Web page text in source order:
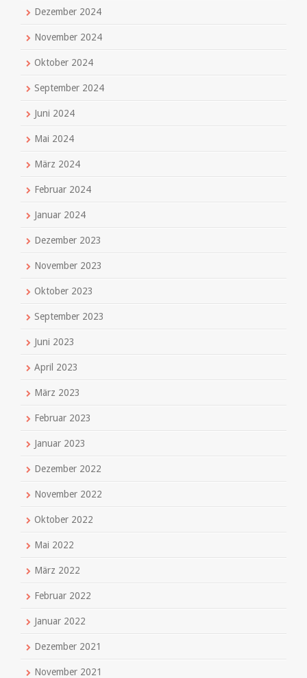
Dezember 2024
November 2024
Oktober 2024
September 2024
Juni 2024
Mai 2024
März 2024
Februar 2024
Januar 2024
Dezember 2023
November 2023
Oktober 2023
September 2023
Juni 2023
April 2023
März 2023
Februar 2023
Januar 2023
Dezember 2022
November 2022
Oktober 2022
Mai 2022
März 2022
Februar 2022
Januar 2022
Dezember 2021
November 2021